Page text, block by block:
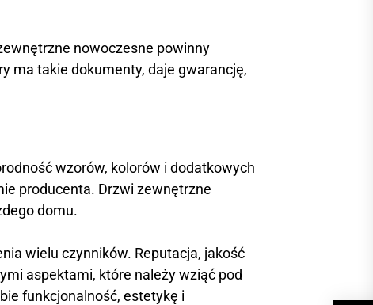
nowoczesne powinny
ma takie dokumenty, daje gwarancję,
wzorów, kolorów i dodatkowych
producenta. Drzwi zewnętrzne
domu.
wielu czynników. Reputacja, jakość
aspektami, które należy wziąć pod
funkcjonalność, estetykę i